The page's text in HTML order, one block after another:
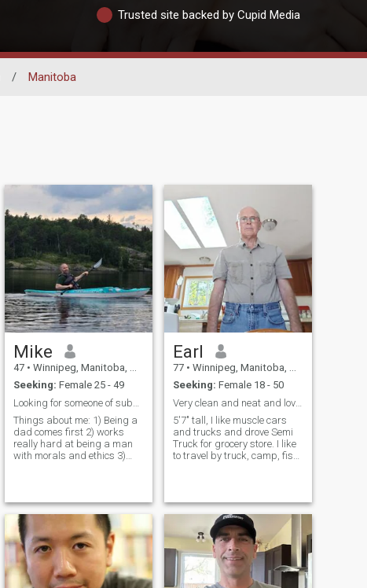
Trusted site backed by Cupid Media
/ Manitoba
Mike
47 • Winnipeg, Manitoba, Canada
Seeking: Female 25 - 49
Things about me: 1) Being a
dad comes first 2) works
really hard at being a man
with morals and ethics 3)
awkward/shy at first but
more open when comfortable
6) Pret
Earl
77 • Winnipeg, Manitoba, Canada
Seeking: Female 18 - 50
Very clean and neat and love rear end sex
5'7" tall, I like muscle cars
and trucks and drove Semi
Truck for grocery store. I like
to travel by truck, camp, fish,